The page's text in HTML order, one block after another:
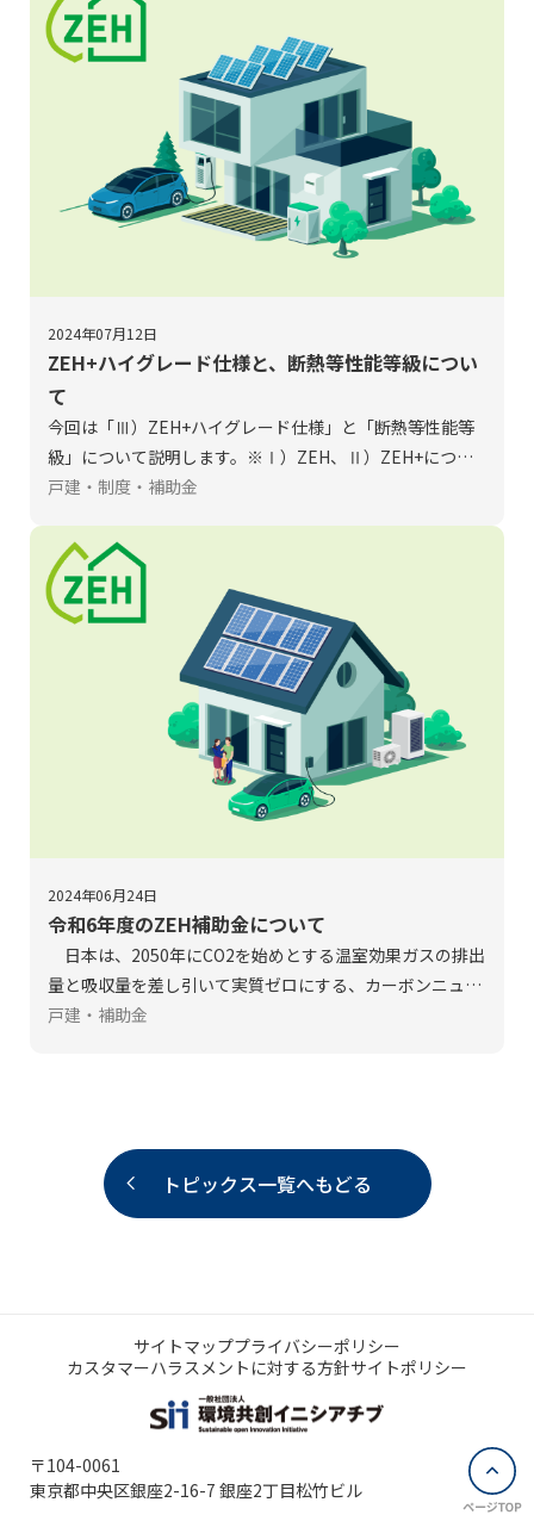
値の集計・分析を行いました。
今回は戸建住宅に関する交付決定関連情報について取り上
2024年07月12日
ZEH+ハイグレード仕様と、断熱等性能等級につい
て
今回は「Ⅲ）ZEH+ハイグレード仕様」と「断熱等性能等
級」について説明します。※Ⅰ）ZEH、Ⅱ）ZEH+につい
ては、「令和6年度のZEH補助金について」をご覧下さ
戸建・制度・補助金
2024年06月24日
令和6年度のZEH補助金について
日本は、2050年にCO2を始めとする温室効果ガスの排出
量と吸収量を差し引いて実質ゼロにする、カーボンニュー
トラルの実現を目標に掲げています。住宅では、断熱性能
戸建・補助金
トピックス一覧へもどる
〒104-0061
東京都中央区銀座2-16-7 銀座2丁目松竹ビル
サイトマッププライバシーポリシー
カスタマーハラスメントに対する方針サイトポリシー